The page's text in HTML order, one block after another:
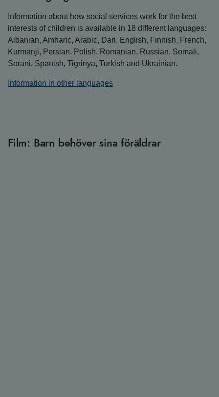
Information about how social services work for the best
interests of children is available in 18 different languages:
Albanian, Amharic, Arabic, Dari, English, Finnish, French,
Kurmanji, Persian, Polish, Romanian, Russian, Somali,
Sorani, Spanish, Tigrinya, Turkish and Ukrainian.
Information in other languages
Film: Barn behöver sina föräldrar